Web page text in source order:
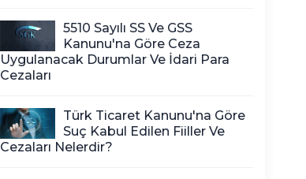
5510 Sayılı SS Ve GSS
Kanunu'na Göre Ceza
Uygulanacak Durumlar Ve İdari Para
Cezaları
Türk Ticaret Kanunu'na Göre
Suç Kabul Edilen Fiiller Ve
Cezaları Nelerdir?